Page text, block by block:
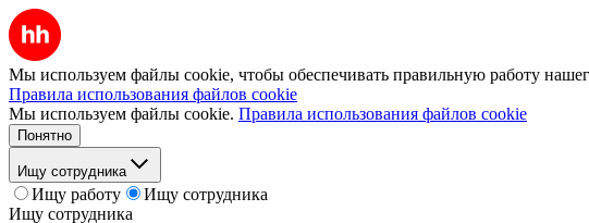
Мы используем файлы cookie, чтобы обеспечивать правильную работу
Правила использования файлов cookie
Мы используем файлы cookie. Правила использования файлов cookie
Понятно
Ищу сотрудника
Ищу работу
Ищу сотрудника
Ищу сотрудника